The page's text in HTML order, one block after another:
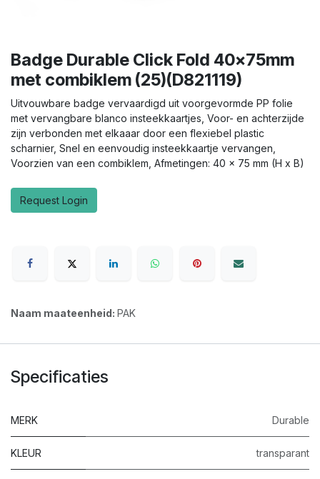
Badge Durable Click Fold 40x75mm
met combiklem (25)(D821119)
Uitvouwbare badge vervaardigd uit voorgevormde PP folie
met vervangbare blanco insteekkaartjes, Voor- en achterzijde
zijn verbonden met elkaaar door een flexiebel plastic
scharnier, Snel en eenvoudig insteekkaartje vervangen,
Voorzien van een combiklem, Afmetingen: 40 x 75 mm (H x B)
Request Login
Naam maateenheid: PAK
Specificaties
MERK Durable
KLEUR transparant